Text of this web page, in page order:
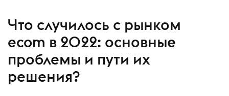
Что случилось с рынком
ecom в 2022: основные
проблемы и пути их
решения?